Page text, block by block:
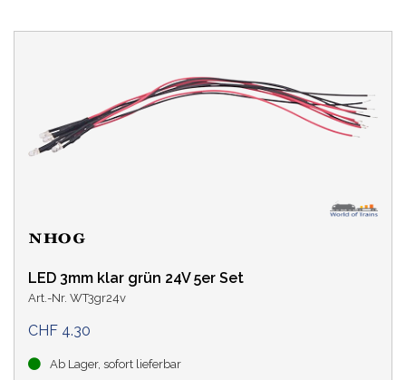
LED 3mm klar grün 24V 5er Set
Art.-Nr. WT3gr24v
CHF 4.30
Ab Lager, sofort lieferbar